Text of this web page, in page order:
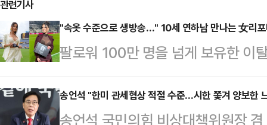
관련기사
"속옷 수준으로 생방송…" 10세 연하남 만나는 女리
팔로워 100만 명을 넘게 보유한 이
나의 과한 노출 의상이 화제의 중
에 따르면 엘레오노라 인카르도나
송언석 "한미 관세협상 적절 수준…시한 쫓겨 양보한
송언석 국민의힘 비상대책위원장